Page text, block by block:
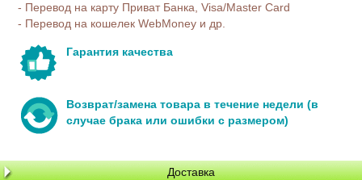
- Перевод на карту Приват Банка, Visa/Master Card
- Перевод на кошелек WebMoney и др.
Гарантия качества
Возврат/замена товара в течение недели (в
случае брака или ошибки с размером)
Доставка